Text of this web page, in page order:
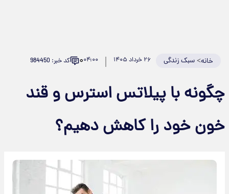
خانه>سبک زندگی ۲۶ خرداد ۱۴۰۵ ۰۴:۰۰۰ کد خبر: 984450
چگونه با پیلاتس استرس و قند
خون خود را کاهش دهیم؟